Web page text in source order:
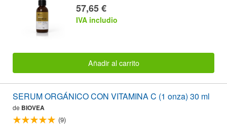
57,65 €
IVA includio
Añadir al carrito
SERUM ORGÁNICO CON VITAMINA C (1 onza) 30 ml
de BIOVEA
(9)